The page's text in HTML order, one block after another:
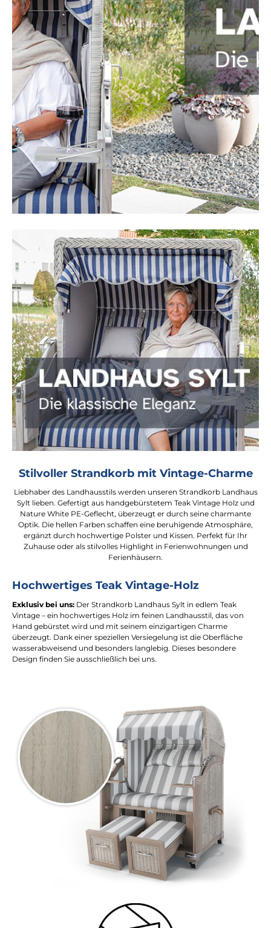
Stilvoller Strandkorb mit Vintage-Charme
Liebhaber des Landhausstils werden unseren Strandkorb Landhaus
Sylt lieben. Gefertigt aus handgebürstetem Teak Vintage Holz und
Nature White PE-Geflecht, überzeugt er durch seine charmante
Optik. Die hellen Farben schaffen eine beruhigende Atmosphäre,
ergänzt durch hochwertige Polster und Kissen. Perfekt für Ihr
Zuhause oder als stilvolles Highlight in Ferienwohnungen und
Ferienhäusern.
Hochwertiges Teak Vintage-Holz
Exklusiv bei uns: Der Strandkorb Landhaus Sylt in edlem Teak
Vintage – ein hochwertiges Holz im feinen Landhausstil, das von
Hand gebürstet wird und mit seinem einzigartigen Charme
überzeugt. Dank einer speziellen Versiegelung ist die Oberfläche
wasserabweisend und besonders langlebig. Dieses besondere
Design finden Sie ausschließlich bei uns.